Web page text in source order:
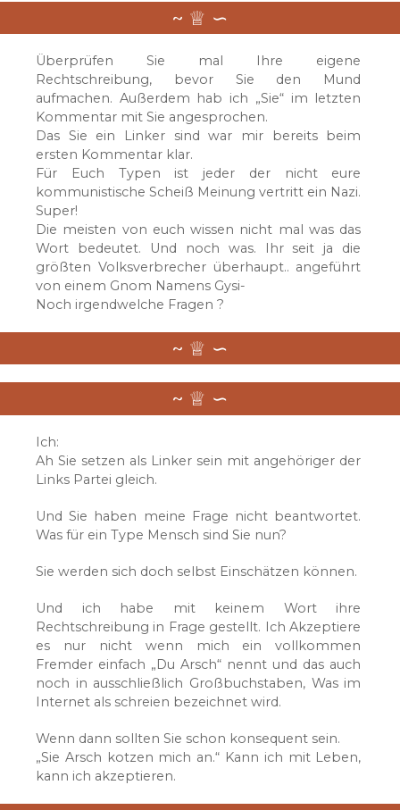
Überprüfen Sie mal Ihre eigene
Rechtschreibung, bevor Sie den Mund
aufmachen. Außerdem hab ich „Sie“ im letzten
Kommentar mit Sie angesprochen.
Das Sie ein Linker sind war mir bereits beim
ersten Kommentar klar.
Für Euch Typen ist jeder der nicht eure
kommunistische Scheiß Meinung vertritt ein Nazi.
Super!
Die meisten von euch wissen nicht mal was das
Wort bedeutet. Und noch was. Ihr seit ja die
größten Volksverbrecher überhaupt.. angeführt
von einem Gnom Namens Gysi-
Noch irgendwelche Fragen ?
Ich:
Ah Sie setzen als Linker sein mit angehöriger der
Links Partei gleich.
Und Sie haben meine Frage nicht beantwortet.
Was für ein Type Mensch sind Sie nun?
Sie werden sich doch selbst Einschätzen können.
Und ich habe mit keinem Wort ihre
Rechtschreibung in Frage gestellt. Ich Akzeptiere
es nur nicht wenn mich ein vollkommen
Fremder einfach „Du Arsch“ nennt und das auch
noch in ausschließlich Großbuchstaben, Was im
Internet als schreien bezeichnet wird.
Wenn dann sollten Sie schon konsequent sein.
„Sie Arsch kotzen mich an.“ Kann ich mit Leben,
kann ich akzeptieren.